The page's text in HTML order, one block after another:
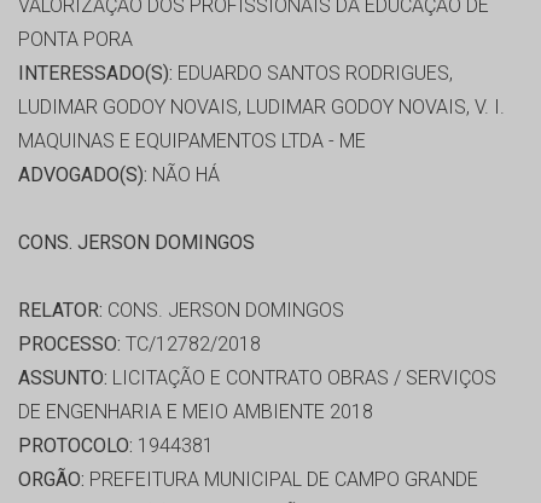
VALORIZAÇÃO DOS PROFISSIONAIS DA EDUCAÇÃO DE
PONTA PORA
INTERESSADO(S): EDUARDO SANTOS RODRIGUES,
LUDIMAR GODOY NOVAIS, LUDIMAR GODOY NOVAIS, V. I.
MAQUINAS E EQUIPAMENTOS LTDA - ME
ADVOGADO(S): NÃO HÁ
CONS. JERSON DOMINGOS
RELATOR: CONS. JERSON DOMINGOS
PROCESSO: TC/12782/2018
ASSUNTO: LICITAÇÃO E CONTRATO OBRAS / SERVIÇOS
DE ENGENHARIA E MEIO AMBIENTE 2018
PROTOCOLO: 1944381
ORGÃO: PREFEITURA MUNICIPAL DE CAMPO GRANDE